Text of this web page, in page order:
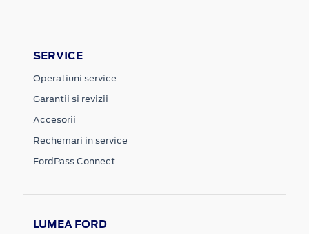
SERVICE
Operatiuni service
Garantii si revizii
Accesorii
Rechemari in service
FordPass Connect
LUMEA FORD